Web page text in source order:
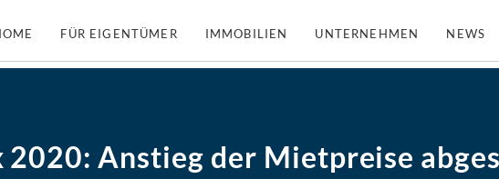
FÜR EIGENTÜMER IMMOBILIEN UNTERNEHMEN NEWS
Anstieg der Mietpreise